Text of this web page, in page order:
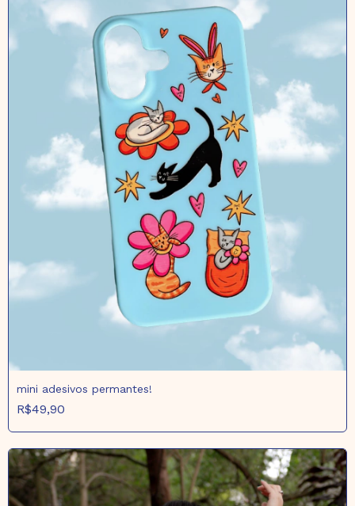
mini adesivos permantes!
R$49,90